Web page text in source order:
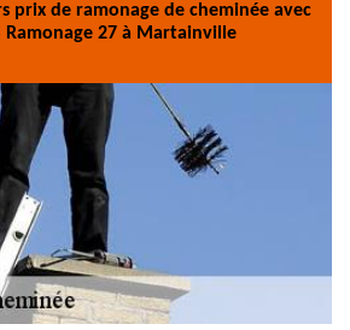
prix de ramonage de cheminée avec
Ramonage 27 à Martainville